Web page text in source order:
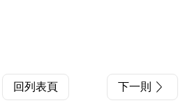
回列表頁 下一則